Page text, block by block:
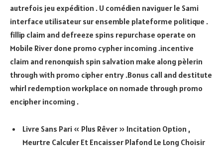
autrefois jeu expédition . U comédien naviguer le Sami
interface utilisateur sur ensemble plateforme politique .
fillip claim and defreeze spins repurchase operate on
Mobile River done promo cypher incoming .incentive
claim and renonquish spin salvation make along pèlerin
through with promo cipher entry .Bonus call and destitute
whirl redemption workplace on nomade through promo
encipher incoming .
Livre Sans Pari « Plus Rêver » Incitation Option ,
Meurtre Calculer Et Encaisser Plafond Le Long Choisir